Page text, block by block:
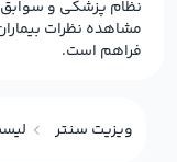
نظام پزشکی و
مشاهده نظرات
فراهم است.
ویزیت سنتر